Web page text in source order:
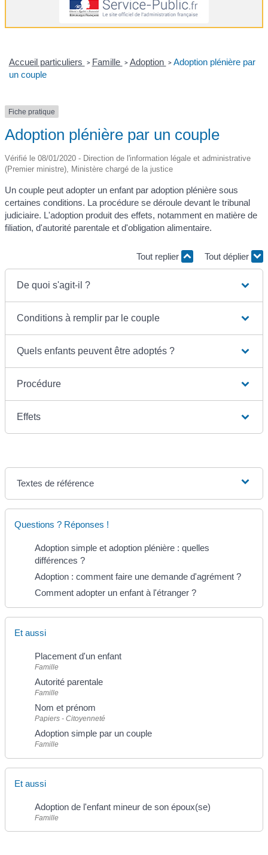
Accueil particuliers > Famille > Adoption > Adoption plénière par
un couple
Fiche pratique
Adoption plénière par un couple
Vérifié le 08/01/2020 - Direction de l'information légale et administrative
(Premier ministre), Ministère chargé de la justice
Un couple peut adopter un enfant par adoption plénière sous
certaines conditions. La procédure se déroule devant le tribunal
judiciaire. L'adoption produit des effets, notamment en matière de
filiation, d'autorité parentale et d'obligation alimentaire.
Tout replier Tout déplier
De quoi s'agit-il ?
Conditions à remplir par le couple
Quels enfants peuvent être adoptés ?
Procédure
Effets
Textes de référence
Questions ? Réponses !
Adoption simple et adoption plénière : quelles
différences ?
Adoption : comment faire une demande d'agrément ?
Comment adopter un enfant à l'étranger ?
Et aussi
Placement d'un enfant
Famille
Autorité parentale
Famille
Nom et prénom
Papiers - Citoyenneté
Adoption simple par un couple
Famille
Et aussi
Adoption de l'enfant mineur de son époux(se)
Famille